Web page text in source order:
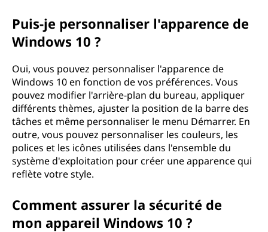
Puis-je personnaliser l'apparence de
Windows 10 ?
Oui, vous pouvez personnaliser l'apparence de
Windows 10 en fonction de vos préférences. Vous
pouvez modifier l'arrière-plan du bureau, appliquer
différents thèmes, ajuster la position de la barre des
tâches et même personnaliser le menu Démarrer. En
outre, vous pouvez personnaliser les couleurs, les
polices et les icônes utilisées dans l'ensemble du
système d'exploitation pour créer une apparence qui
reflète votre style.
Comment assurer la sécurité de
mon appareil Windows 10 ?